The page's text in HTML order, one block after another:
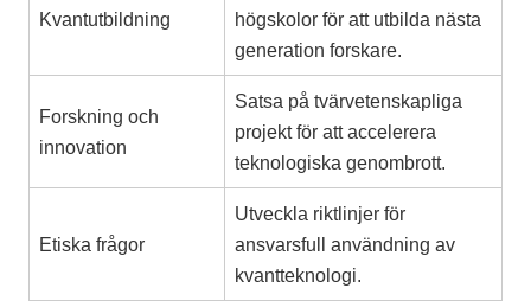
Kvantutbildning
högskolor för att utbilda nästa
generation forskare.
Forskning och
innovation
Satsa på tvärvetenskapliga
projekt för att accelerera
teknologiska genombrott.
Etiska frågor
Utveckla riktlinjer för
ansvarsfull användning av
kvantteknologi.